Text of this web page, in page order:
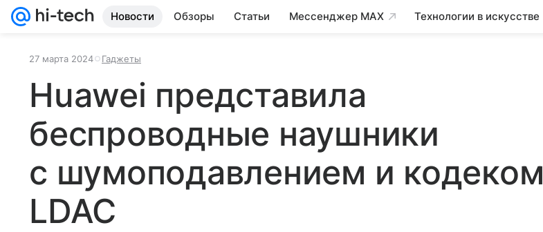
Новости Обзоры Статьи Мессенджер MAX Технологии в искусстве
27 марта 2024 Гаджеты
Huawei представила
беспроводные наушники
с шумоподавлением и кодеком
LDAC